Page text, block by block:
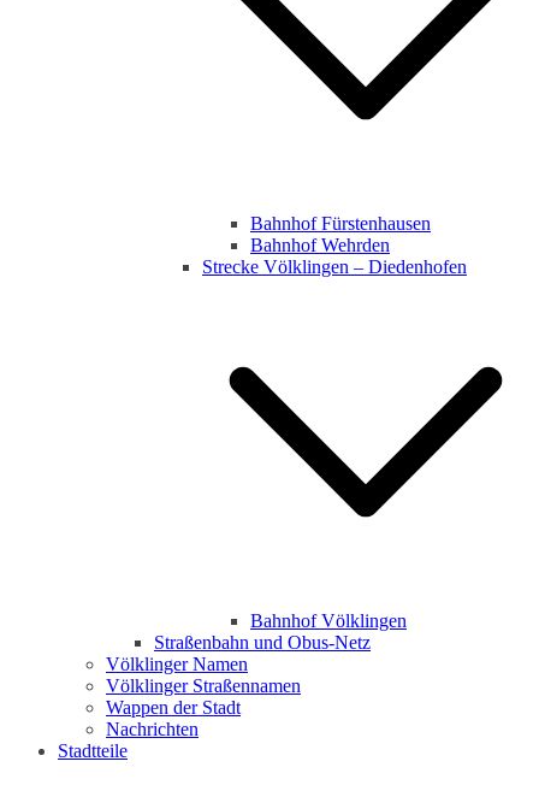
Bahnhof Fürstenhausen
Bahnhof Wehrden
Strecke Völklingen – Diedenhofen
Bahnhof Völklingen
Straßenbahn und Obus-Netz
Völklinger Namen
Völklinger Straßennamen
Wappen der Stadt
Nachrichten
Stadtteile